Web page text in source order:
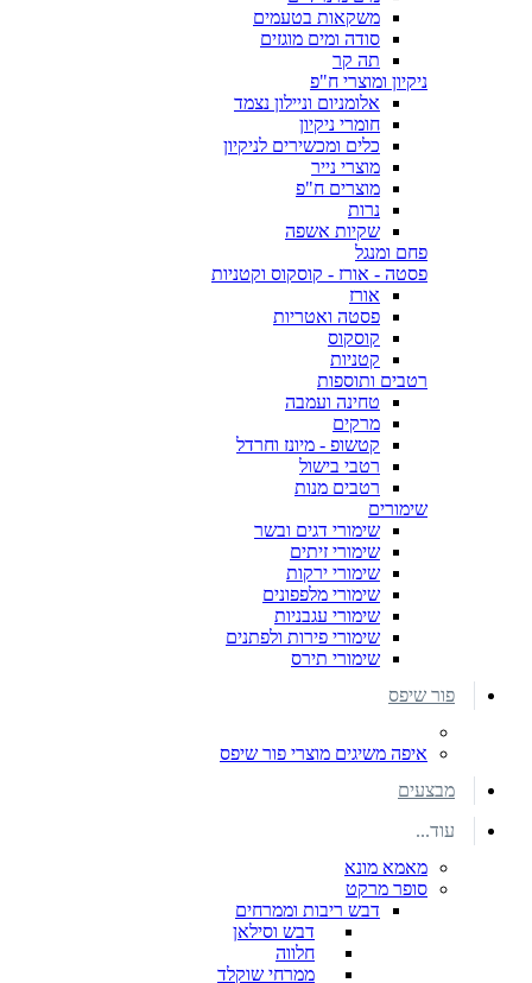
משקאות בטעמים
סודה ומים מוגזים
תה קר
ניקיון ומוצרי ח"פ
אלומניום וניילון נצמד
חומרי ניקיון
כלים ומכשירים לניקיון
מוצרי נייר
מוצרים ח"פ
נרות
שקיות אשפה
פחם ומנגל
פסטה - אורז - קוסקוס וקטניות
אורז
פסטה ואטריות
קוסקוס
קטניות
רטבים ותוספות
טחינה ועמבה
מרקים
קטשופ - מיונז וחרדל
רטבי בישול
רטבים מנות
שימורים
שימורי דגים ובשר
שימורי זיתים
שימורי ירקות
שימורי מלפפונים
שימורי עגבניות
שימורי פירות ולפתנים
שימורי תירס
פור שיפס
איפה משיגים מוצרי פור שיפס
מבצעים
עוד...
מאמא מונא
סופר מרקט
דבש ריבות וממרחים
דבש וסילאן
חלווה
ממרחי שוקלד